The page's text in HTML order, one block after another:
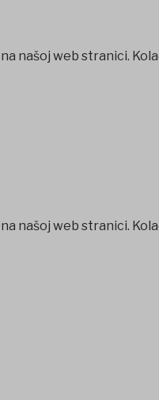
našoj web stranici.
našoj web stranici.